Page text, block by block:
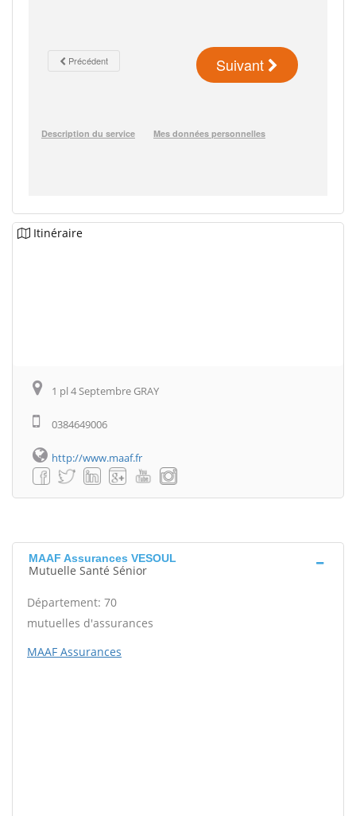
Itinéraire
1 pl 4 Septembre GRAY
0384649006
http://www.maaf.fr
MAAF Assurances VESOUL
Mutuelle Santé Sénior
Département: 70
mutuelles d'assurances
MAAF Assurances